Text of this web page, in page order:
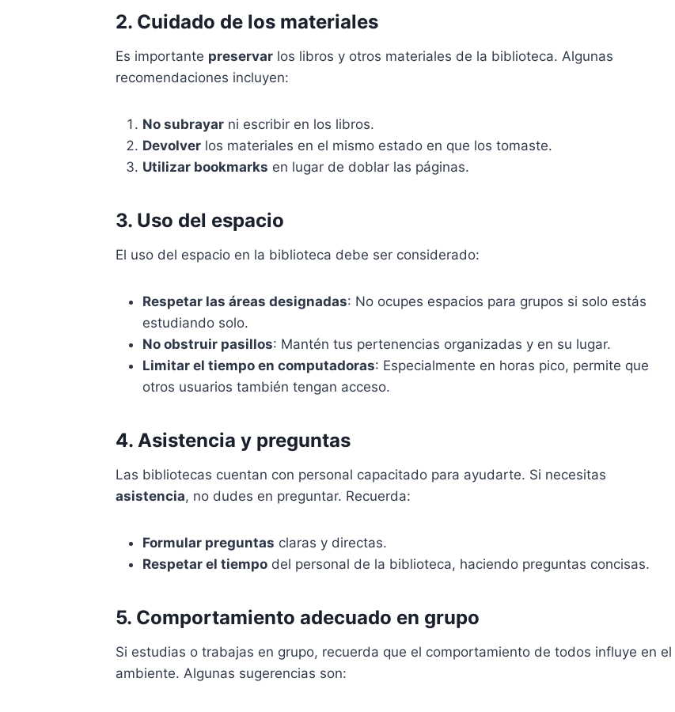
2. Cuidado de los materiales
Es importante preservar los libros y otros materiales de la biblioteca. Algunas
recomendaciones incluyen:
No subrayar ni escribir en los libros.
Devolver los materiales en el mismo estado en que los tomaste.
Utilizar bookmarks en lugar de doblar las páginas.
3. Uso del espacio
El uso del espacio en la biblioteca debe ser considerado:
Respetar las áreas designadas: No ocupes espacios para grupos si solo estás
estudiando solo.
No obstruir pasillos: Mantén tus pertenencias organizadas y en su lugar.
Limitar el tiempo en computadoras: Especialmente en horas pico, permite que
otros usuarios también tengan acceso.
4. Asistencia y preguntas
Las bibliotecas cuentan con personal capacitado para ayudarte. Si necesitas
asistencia, no dudes en preguntar. Recuerda:
Formular preguntas claras y directas.
Respetar el tiempo del personal de la biblioteca, haciendo preguntas concisas.
5. Comportamiento adecuado en grupo
Si estudias o trabajas en grupo, recuerda que el comportamiento de todos influye en el
ambiente. Algunas sugerencias son: